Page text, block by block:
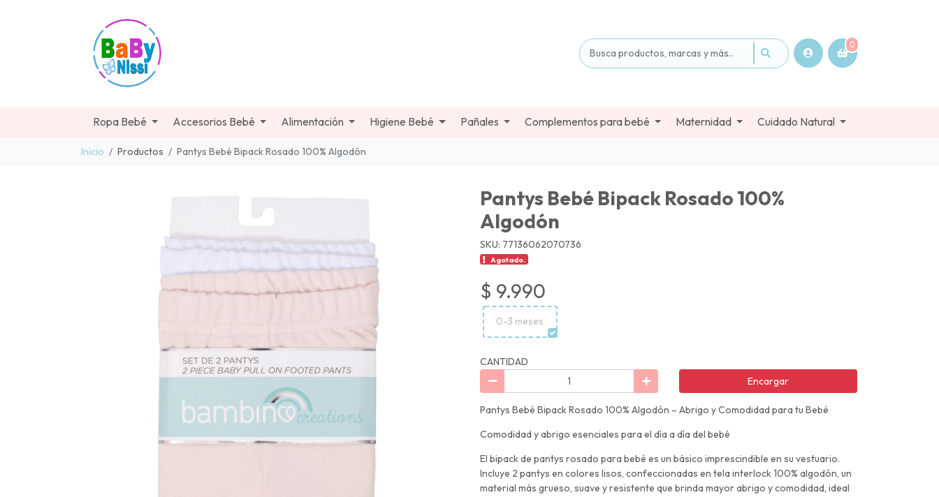
0
Ropa Bebé Accesorios Bebé Alimentación Higiene Bebé Pañales Complementos para bebé Maternidad Cuidado Natural
Inicio Productos Pantys Bebé Bipack Rosado 100% Algodón
Pantys Bebé Bipack Rosado 100%
Algodón
SKU: 77136062070736
Agotado.
$ 9.990
0-3 meses
CANTIDAD
Encargar
Pantys Bebé Bipack Rosado 100% Algodón – Abrigo y Comodidad para tu Bebé
Comodidad y abrigo esenciales para el día a día del bebé
El bipack de pantys rosado para bebé es un básico imprescindible en su vestuario.
Incluye 2 pantys en colores lisos, confeccionadas en tela interlock 100% algodón, un
material más grueso, suave y resistente que brinda mayor abrigo y comodidad, ideal